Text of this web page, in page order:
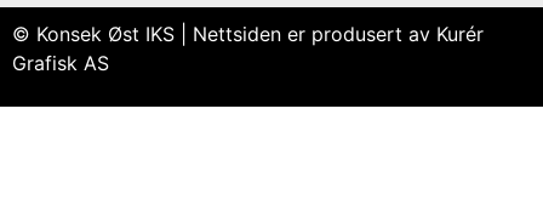
© Konsek Øst IKS | Nettsiden er produsert av Kurér
Grafisk AS